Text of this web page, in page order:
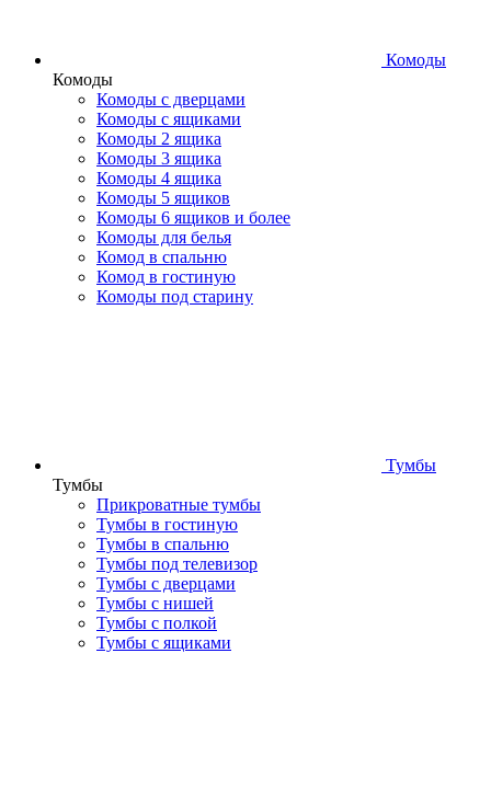
Комоды
Комоды
Комоды с дверцами
Комоды с ящиками
Комоды 2 ящика
Комоды 3 ящика
Комоды 4 ящика
Комоды 5 ящиков
Комоды 6 ящиков и более
Комоды для белья
Комод в спальню
Комод в гостиную
Комоды под старину
Тумбы
Тумбы
Прикроватные тумбы
Тумбы в гостиную
Тумбы в спальню
Тумбы под телевизор
Тумбы с дверцами
Тумбы с нишей
Тумбы с полкой
Тумбы с ящиками